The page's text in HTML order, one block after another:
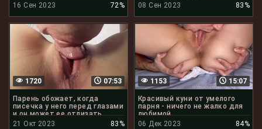
16 Сен 2023 72%
08 Сен 2023
83%
07:53
1720
Парень обожает, когда
писечка у него перед глазами
и он может ее отлизать
21 Окт 2023
83%
15:07
1153
Красивый куни от умелого
парня - ничего не жалко для
любимой
06 Дек 2023
84%